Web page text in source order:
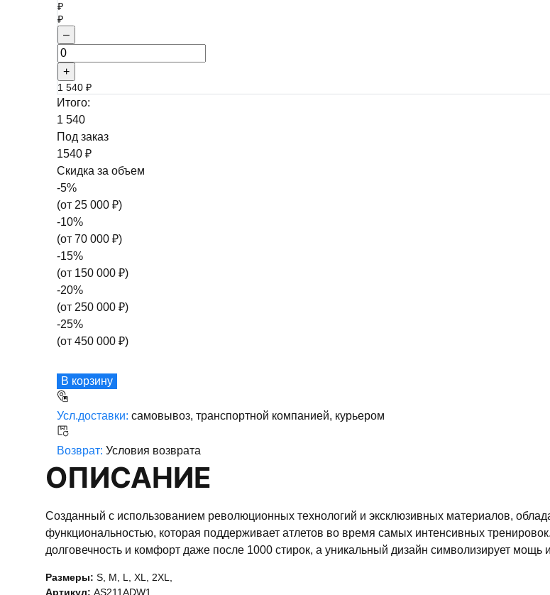
₽
₽
–
+
1 540 ₽
Итого:
1 540
Под заказ
1540 ₽
Скидка за объем
-5%
(от 25 000 ₽)
-10%
(от 70 000 ₽)
-15%
(от 150 000 ₽)
-20%
(от 250 000 ₽)
-25%
(от 450 000 ₽)
В корзину
Усл.доставки: самовывоз, транспортной компанией, курьером
Возврат: Условия возврата
ОПИСАНИЕ
Созданный с использованием революционных технологий и эксклюзивных материалов,
функциональностью, которая поддерживает атлетов во время самых интенсивных
долговечность и комфорт даже после 1000 стирок, а уникальный дизайн символизирует мощь
Размеры: S M L XL 2XL
Артикул: AS211ADW1